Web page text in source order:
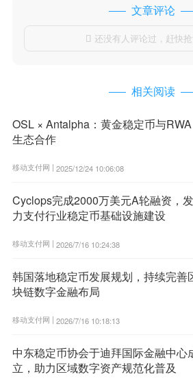
文章评论
 还没有人评论过，赶快抢
相关阅读
OSL × Antalpha：黄金稳定币与RWA
生态合作
移动支付网 | 2025/12/24 10:06:08
Cyclops完成2000万美元A轮融资，发
力支付行业稳定币基础设施建设
移动支付网 | 2026/7/16 10:24:38
韩国落地稳定币发展规划，持续完善
块链数字金融布局
移动支付网 | 2026/7/16 10:18:13
中东稳定币协会于迪拜国际金融中心
立，助力区域数字资产规范化普及